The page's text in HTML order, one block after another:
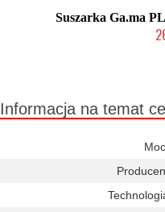
Suszarka Ga.ma
Informacja na temat